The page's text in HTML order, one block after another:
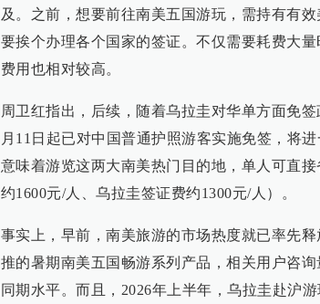
及。之前，想要前往南美五国游玩，需持有有
要挨个办理各个国家的签证。不仅需要耗费大
费用也相对较高。
周卫红指出，后续，随着乌拉圭对华单方面免
月11日起已对中国普通护照游客实施免签，将
意味着游览这两大南美热门目的地，单人可直
约1600元/人、乌拉圭签证费约1300元/人）。
事实上，早前，南美旅游的市场热度就已率先
推的暑期南美五国畅游系列产品，相关用户咨
同期水平。而且，2026年上半年，乌拉圭赴沪游